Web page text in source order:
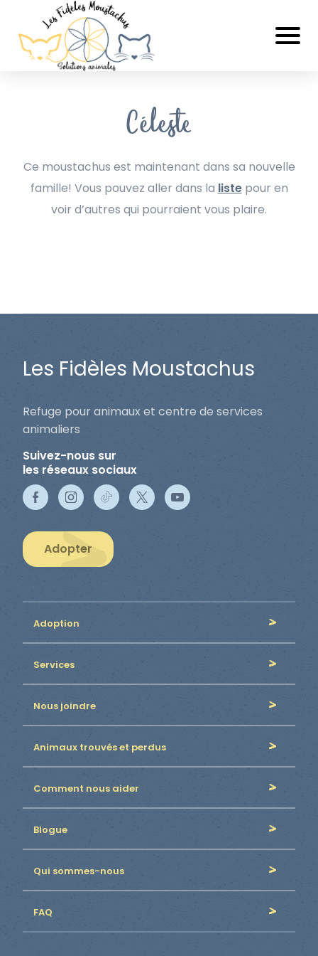
Céleste
Ce moustachus est maintenant dans sa nouvelle
famille! Vous pouvez aller dans la listepour en
voir d’autres qui pourraient vous plaire.
Les Fidèles Moustachus
Refuge pour animaux et centre de services
animaliers
Suivez-nous sur
les réseaux sociaux
Adopter
Adoption
Services
Nous joindre
Animaux trouvés et perdus
Comment nous aider
Blogue
Qui sommes-nous
FAQ